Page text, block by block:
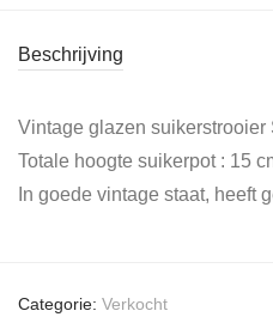
Beschrijving
Vintage glazen suikerstrooier
Totale hoogte suikerpot : 15
In goede vintage staat, heeft
Categorie: Verkocht